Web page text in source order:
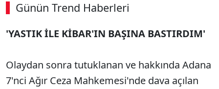
Günün Trend Haberleri
'YASTIK İLE KİBAR'IN BAŞINA BASTIRDIM'
Olaydan sonra tutuklanan ve hakkında Adana
7'nci Ağır Ceza Mahkemesi'nde dava açılan